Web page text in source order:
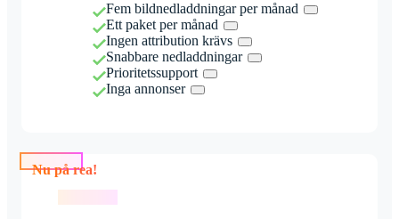
Fem bildnedladdningar per månad
Ett paket per månad
Ingen attribution krävs
Snabbare nedladdningar
Prioritetssupport
Inga annonser
Nu på rea!